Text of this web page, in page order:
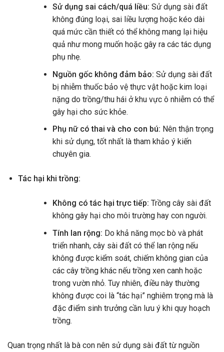
Sử dụng sai cách/quá liều: Sử dụng sài đất
không đúng loại, sai liều lượng hoặc kéo dài
quá mức cần thiết có thể không mang lại hiệu
quả như mong muốn hoặc gây ra các tác dụng
phụ nhẹ.
Nguồn gốc không đảm bảo: Sử dụng sài đất
bị nhiễm thuốc bảo vệ thực vật hoặc kim loại
nặng do trồng/thu hái ở khu vực ô nhiễm có thể
gây hại cho sức khỏe.
Phụ nữ có thai và cho con bú: Nên thận trọng
khi sử dụng, tốt nhất là tham khảo ý kiến
chuyên gia.
Tác hại khi trồng:
Không có tác hại trực tiếp: Trồng cây sài đất
không gây hại cho môi trường hay con người.
Tính lan rộng: Do khả năng mọc bò và phát
triển nhanh, cây sài đất có thể lan rộng nếu
không được kiểm soát, chiếm không gian của
các cây trồng khác nếu trồng xen canh hoặc
trong vườn nhỏ. Tuy nhiên, điều này thường
không được coi là “tác hại” nghiêm trọng mà là
đặc điểm sinh trưởng cần lưu ý khi quy hoạch
trồng.
Quan trọng nhất là bà con nên sử dụng sài đất từ nguồn